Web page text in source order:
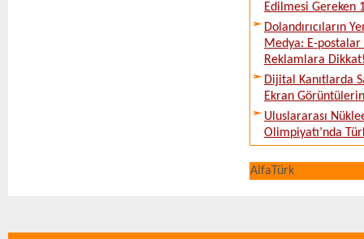
Edilmesi Gereken
Dolandırıcıların
Medya: E-postalar
Reklamlara
Dijital Kanıtlarda
Ekran
Uluslararası
Olimpiyatı’nda
AlfaTürk